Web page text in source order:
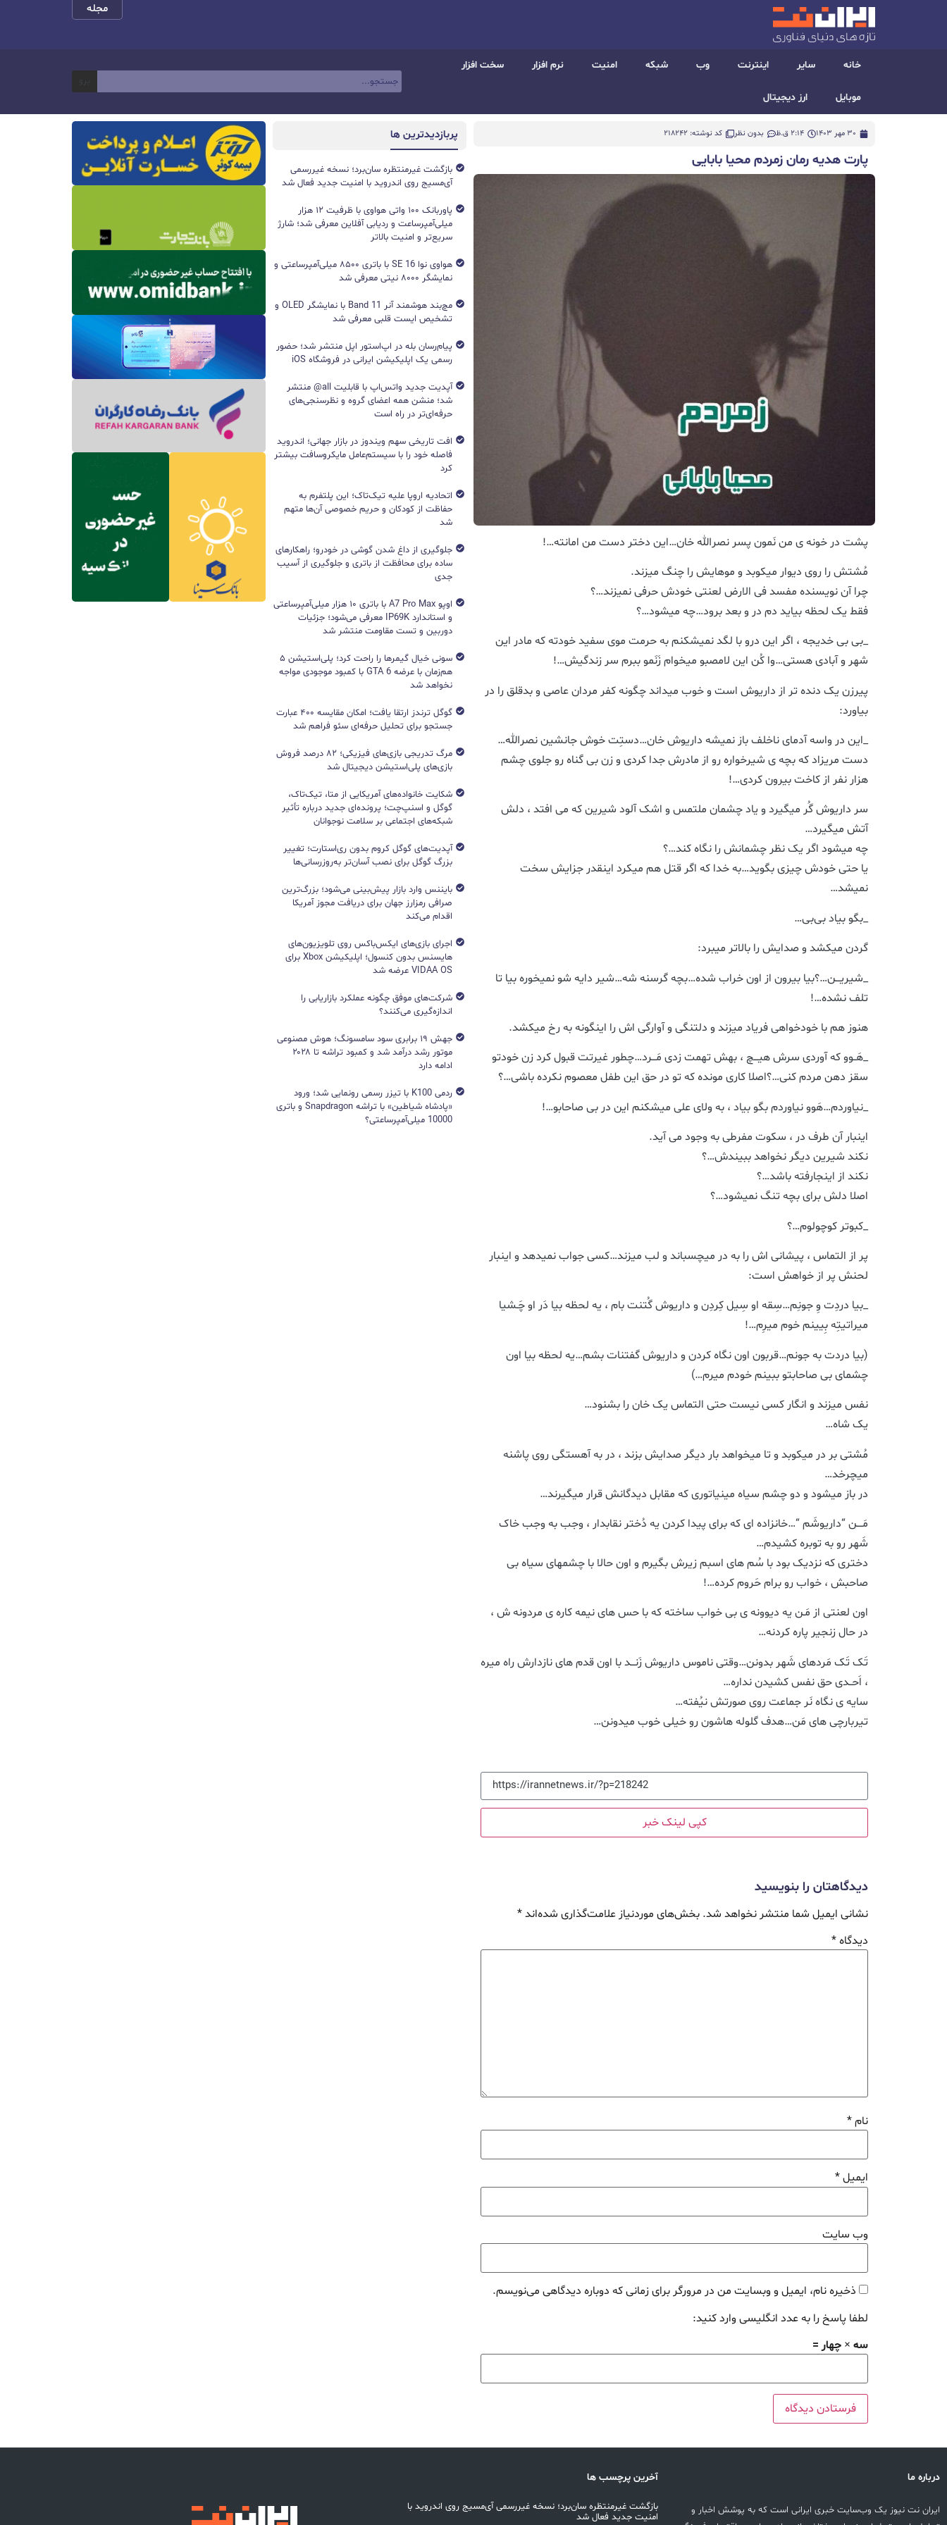
مجله
خانه سایر اینترنت وب شبکه امنیت نرم افزار سخت افزار
موبایل ارز دیجیتال
30 مهر 1403 2:14 ق.ظ بدون نظر کد نوشته: 218242
پارت هدیه رمان زمردم محیا بابایی
پشت در خونه ی من نَمون پسر نصرالله خان…این دختر دست من امانته…!
مُشتش را روی دیوار میکوبد و موهایش را چنگ میزند.
چرا آن نویسنده مفسد فی الارض لعنتی خودش حرفی نمیزند…؟
فقط یک لحظه بیاید دم در و بعد برود…چه میشود…؟
_بی بی خدیجه ، اگر این درو با لگد نمیشکنم به حرمت موی سفید خودته که مادر این
شهر و آبادی هستی…وا کُن این لامصبو میخوام زَنَمو ببرم سر زندگیش…!
پیرزن یک دنده تر از داریوش است و خوب میداند چگونه کفر مردان عاصی و بدقلق را در
بیاورد:
_این در واسه آدمای ناخلف باز نمیشه داریوش خان…دستِت خوش جانشین نصرالله…
دست مریزاد که بچه ی شیرخواره رو از مادرش جدا کردی و زن بی گناه رو جلوی چشم
هزار نفر از کاخت بیرون کردی…!
سر داریوش گُر میگیرد و یاد چشمان ملتمس و اشک آلود شیرین که می افتد ، دلش
آتش میگیرد…
چه میشود اگر یک نظر چشمانش را نگاه کند…؟
یا حتی خودش چیزی بگوید…به خدا که اگر قتل هم میکرد اینقدر جزایش سخت
نمیشد…
_بگو بیاد بی‌بی…
گردن میکشد و صدایش را بالاتر میبرد:
_شیریـــن…؟بیا بیرون از اون خراب شده…بچه گرسنه شه…شیر دایه شو نمیخوره بیا تا
تلف نشده…!
هنوز هم با خودخواهی فریاد میزند و دلتنگی و آوارگی اش را اینگونه به رخ میکشد.
_هَــوو که آوردی سرش هیـــچ ، بهش تهمت زدی مَـــرد…چطور غیرتت قبول کرد زن خودتو
سقز دهن مردم کنی…؟اصلا کاری مونده که تو در حق این طفل معصوم نکرده باشی…؟
_نیاوردم…هَوو نیاوردم بگو بیاد ، به ولای علی میشکنم این در بی صاحابو…!
اینبار آن طرف در ، سکوت مفرطی به وجود می آید.
نکند شیرین دیگر نخواهد ببیندش…؟
نکند از اینجارفته باشد…؟
اصلا دلش برای بچه تنگ نمیشود…؟
_کبوتر کوچولوم…؟
پر از التماس ، پیشانی اش را به در میچسباند و لب میزند…کسی جواب نمیدهد و اینبار
لحنش پر از خواهش است:
_بیا دردِت وِ جونِم…سِقه او سِیل کِردِن و داریوش گُتنت بام ، یه لحظه بیا دَر او چَـشیا
میراتیتِه بِیینم خوم میرِم…!
(بیا دردت به جونم…قربون اون نگاه کردن و داریوش گفتنات بشم…یه لحظه بیا اون
چشمای بی صاحابتو ببینم خودم میرم…)
نفس میزند و انگار کسی نیست حتی التماس یک خان را بشنود…
یک شاه…
مُشتی بر در میکوبد و تا میخواهد بار دیگر صدایش بزند ، در به آهستگی روی پاشنه
میچرخد…
در باز میشود و دو چشم سیاه مینیاتوری که مقابل دیدگانش قرار میگیرند…
مَــــن “داریوشَم “…خانزاده ای که برای پیدا کردن یه دُختر نقابدار ، وجب به وجب خاک
شَهر رو به توبره کشیدم…
دختری که نزدیک بود با سُم های اسبم زیرش بگیرم و اون حالا با چشمهای سیاه بی
صاحبش ، خواب رو برام حَروم کرده…!
اون لعنتی از مَـن یه دیوونه ی بی خواب ساخته که با حس های نیمه کاره ی مردونه ش ،
در حال زنجیر پاره کردنه…
تَک تَک مَردهای شَهر بدونن…وقتی ناموس داریوش زَنـــد با اون قدم های نازدارش راه میره
، اَحــدی حق نفس کشیدن نداره…
سایه ی نگاه نَر جماعت روی صورتش نیُفته…
تیربارچی های مَن…هدف گلوله هاشون رو خیلی خوب میدونن…
کپی لینک خبر
دیدگاهتان را بنویسید
نشانی ایمیل شما منتشر نخواهد شد. بخش‌های موردنیاز علامت‌گذاری شده‌اند*
دیدگاه*
نام*
ایمیل*
وب‌ سایت
ذخیره نام، ایمیل و وبسایت من در مرورگر برای زمانی که دوباره دیدگاهی می‌نویسم.
لطفا پاسخ را به عدد انگلیسی وارد کنید:
سه × چهار =
پربازدیدترین ها
بازگشت غیرمنتظره سان‌برد؛ نسخه غیررسمی
آی‌مسیج روی اندروید با امنیت جدید فعال شد
پاوربانک ۱۰۰ واتی هواوی با ظرفیت ۱۲ هزار
میلی‌آمپرساعت و ردیابی آفلاین معرفی شد؛ شارژ
سریع‌تر و امنیت بالاتر
هواوی نوا 16 SE با باتری ۸۵۰۰ میلی‌آمپرساعتی و
نمایشگر ۸۰۰۰ نیتی معرفی شد
مچ‌بند هوشمند آنر Band 11 با نمایشگر OLED و
تشخیص ایست قلبی معرفی شد
پیام‌رسان بله در اپ‌استور اپل منتشر شد؛ حضور
رسمی یک اپلیکیشن ایرانی در فروشگاه iOS
آپدیت جدید واتس‌اپ با قابلیت all@ منتشر
شد؛ منشن همه اعضای گروه و نظرسنجی‌های
حرفه‌ای‌تر در راه است
افت تاریخی سهم ویندوز در بازار جهانی؛ اندروید
فاصله خود را با سیستم‌عامل مایکروسافت بیشتر
کرد
اتحادیه اروپا علیه تیک‌تاک؛ این پلتفرم به
حفاظت از کودکان و حریم خصوصی آن‌ها متهم
شد
جلوگیری از داغ شدن گوشی در خودرو؛ راهکارهای
ساده برای محافظت از باتری و جلوگیری از آسیب
جدی
اوپو A7 Pro Max با باتری ۱۰ هزار میلی‌آمپرساعتی
و استاندارد IP69K معرفی می‌شود؛ جزئیات
دوربین و تست مقاومت منتشر شد
سونی خیال گیمرها را راحت کرد؛ پلی‌استیشن ۵
هم‌زمان با عرضه GTA 6 با کمبود موجودی مواجه
نخواهد شد
گوگل ترندز ارتقا یافت؛ امکان مقایسه ۴۰۰ عبارت
جستجو برای تحلیل حرفه‌ای سئو فراهم شد
مرگ تدریجی بازی‌های فیزیکی؛ ۸۲ درصد فروش
بازی‌های پلی‌استیشن دیجیتال شد
شکایت خانواده‌های آمریکایی از متا، تیک‌تاک،
گوگل و اسنپ‌چت؛ پرونده‌ای جدید درباره تأثیر
شبکه‌های اجتماعی بر سلامت نوجوانان
آپدیت‌های گوگل کروم بدون ری‌استارت؛ تغییر
بزرگ گوگل برای نصب آسان‌تر به‌روزرسانی‌ها
بایننس وارد بازار پیش‌بینی می‌شود؛ بزرگ‌ترین
صرافی رمزارز جهان برای دریافت مجوز آمریکا
اقدام می‌کند
اجرای بازی‌های ایکس‌باکس روی تلویزیون‌های
هایسنس بدون کنسول؛ اپلیکیشن Xbox برای
VIDAA OS عرضه شد
شرکت‌های موفق چگونه عملکرد بازاریابی را
اندازه‌گیری می‌کنند؟
جهش ۱۹ برابری سود سامسونگ؛ هوش مصنوعی
موتور رشد درآمد شد و کمبود تراشه تا ۲۰۲۸
ادامه دارد
ردمی K100 با تیزر رسمی رونمایی شد؛ ورود
«پادشاه شیاطین» با تراشه Snapdragon و باتری
10000 میلی‌آمپرساعتی؟
درباره ما
ایران نت نیوز یک وب‌سایت خبری ایرانی است که به پوشش اخبار و
آخرین پرچسب ها
بازگشت غیرمنتظره سان‌برد؛ نسخه غیررسمی آی‌مسیج روی اندروید با
امنیت جدید فعال شد